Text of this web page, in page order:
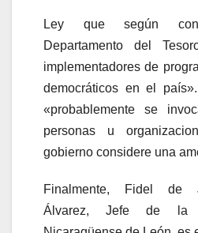
Ley que según
Departamento del
implementadores de
democráticos en el
«probablemente se
personas u
gobierno considere una
Finalmente, Fidel de
Álvarez, Jefe de la